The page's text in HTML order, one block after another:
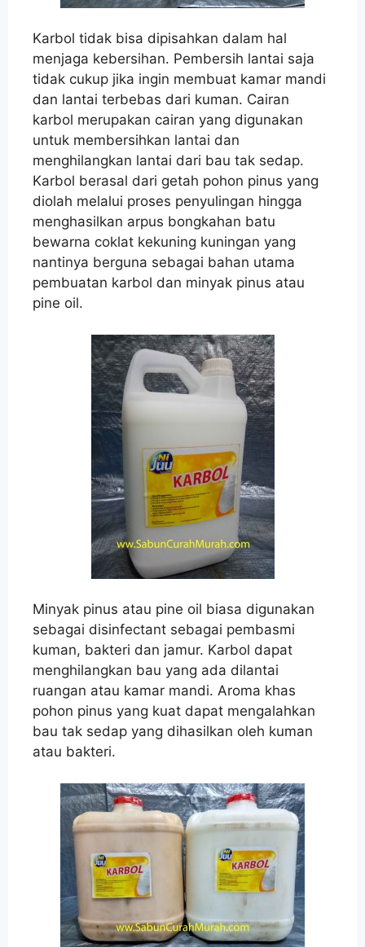
Karbol tidak bisa dipisahkan dalam hal
menjaga kebersihan. Pembersih lantai saja
tidak cukup jika ingin membuat kamar mandi
dan lantai terbebas dari kuman. Cairan
karbol merupakan cairan yang digunakan
untuk membersihkan lantai dan
menghilangkan lantai dari bau tak sedap.
Karbol berasal dari getah pohon pinus yang
diolah melalui proses penyulingan hingga
menghasilkan arpus bongkahan batu
bewarna coklat kekuning kuningan yang
nantinya berguna sebagai bahan utama
pembuatan karbol dan minyak pinus atau
pine oil.
Minyak pinus atau pine oil biasa digunakan
sebagai disinfectant sebagai pembasmi
kuman, bakteri dan jamur. Karbol dapat
menghilangkan bau yang ada dilantai
ruangan atau kamar mandi. Aroma khas
pohon pinus yang kuat dapat mengalahkan
bau tak sedap yang dihasilkan oleh kuman
atau bakteri.